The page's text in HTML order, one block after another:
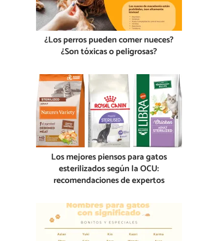
¿Los perros pueden comer nueces?
¿Son tóxicas o peligrosas?
Los mejores piensos para gatos
esterilizados según la OCU:
recomendaciones de expertos